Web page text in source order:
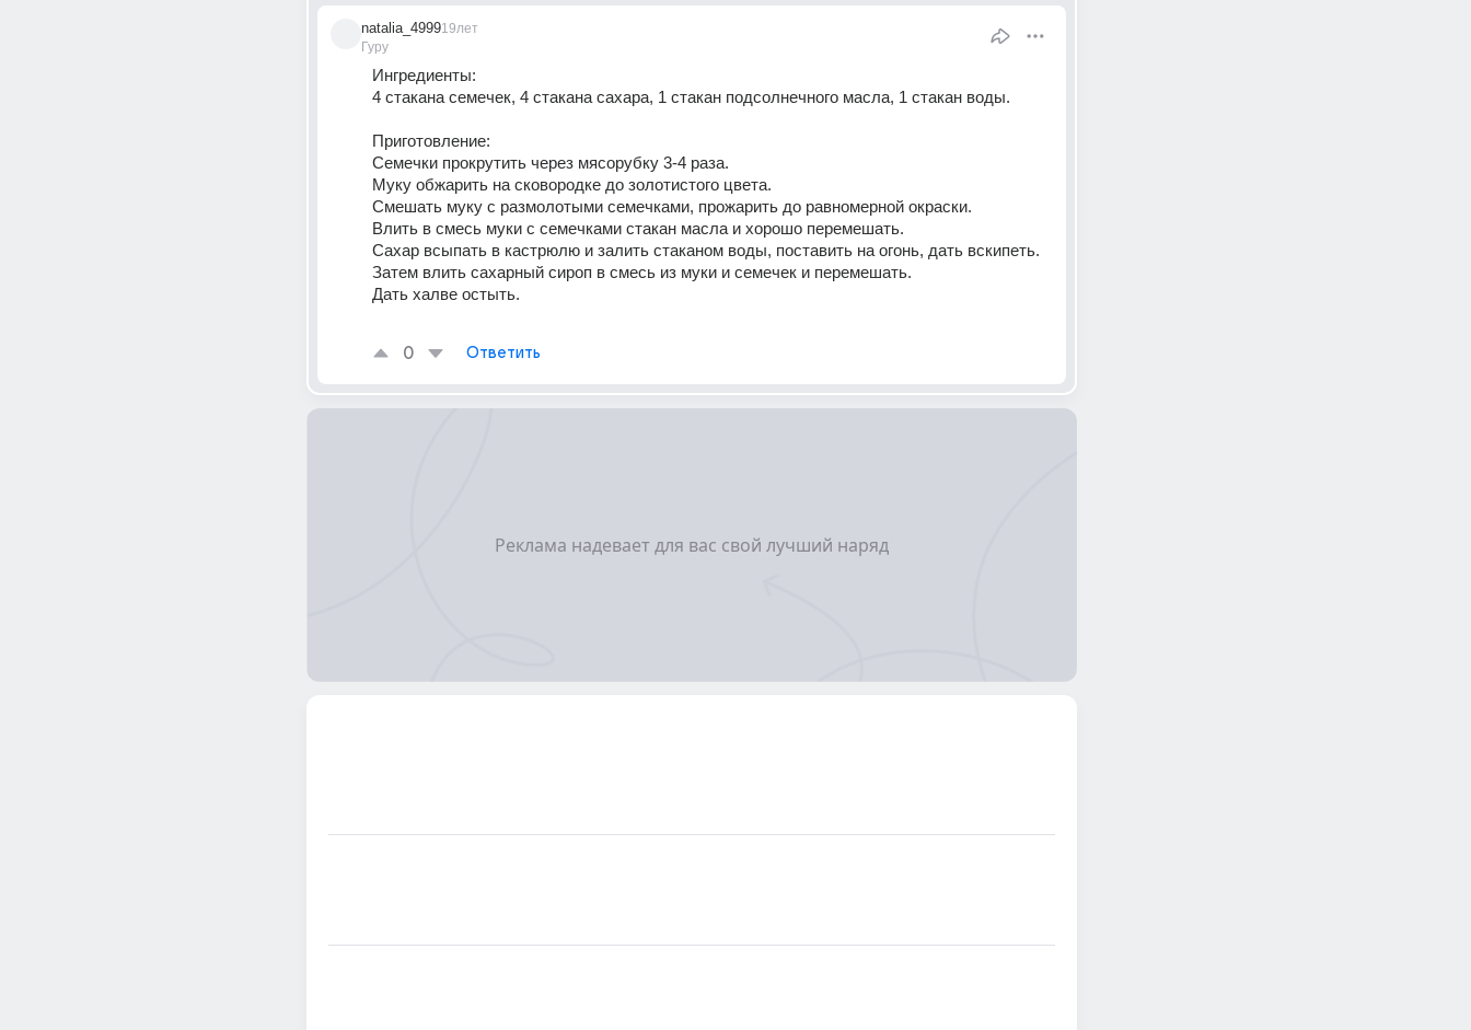
natalia_4999
Гуру
19лет
Ингредиенты:
4 стакана семечек, 4 стакана сахара, 1 стакан подсолнечного масла, 1 стакан воды.
Приготовление:
Семечки прокрутить через мясорубку 3-4 раза.
Муку обжарить на сковородке до золотистого цвета.
Смешать муку с размолотыми семечками, прожарить до равномерной окраски.
Влить в смесь муки с семечками стакан масла и хорошо перемешать.
Сахар всыпать в кастрюлю и залить стаканом воды, поставить на огонь, дать вскипеть.
Затем влить сахарный сироп в смесь из муки и семечек и перемешать.
Дать халве остыть.
0 Ответить